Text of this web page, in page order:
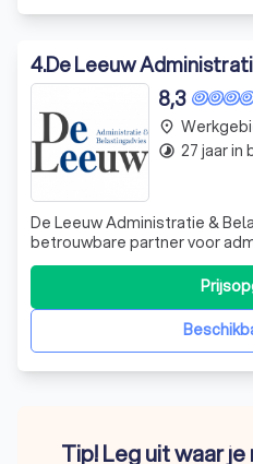
4.De Leeuw
8,3
De Leeuw Administratie &
betrouwbare partner voor
belastingadvies. Wij
klanten, variërend van
non-profitorganisaties. Onze
staat om een persoonlijke en
place
timelapse 27 jaar in
Tip! Leg uit waar